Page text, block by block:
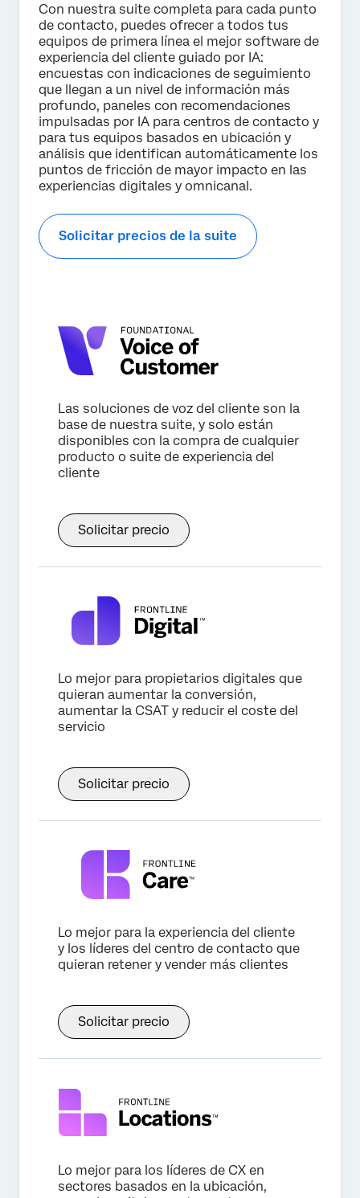
Teléfono*
País*
Privacy
Optin
Al proporcionar esta información, autorizas que podremos
procesar tus datos personales de acuerdo con nuestra
política de privacidad .
Enviar
Con nuestra suite completa para cada punto
de contacto, puedes ofrecer a todos tus
equipos de primera línea el mejor software de
experiencia del cliente guiado por IA:
encuestas con indicaciones de seguimiento
que llegan a un nivel de información más
profundo, paneles con recomendaciones
impulsadas por IA para centros de contacto y
para tus equipos basados en ubicación y
análisis que identifican automáticamente los
puntos de fricción de mayor impacto en las
experiencias digitales y omnicanal.
Solicitar precios de la suite
Las soluciones de voz del cliente son la
base de nuestra suite, y solo están
disponibles con la compra de cualquier
producto o suite de experiencia del
cliente
Solicitar precio
Lo mejor para propietarios digitales que
quieran aumentar la conversión,
aumentar la CSAT y reducir el coste del
servicio
Solicitar precio
Lo mejor para la experiencia del cliente
y los líderes del centro de contacto que
quieran retener y vender más clientes
Solicitar precio
Lo mejor para los líderes de CX en
sectores basados en la ubicación,